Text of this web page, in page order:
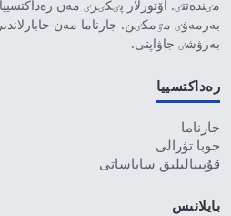
مٸندەتتٸ. اۆتورلار پٸكٸرٸ مەن
بەرمەۋٸ مٷمكٸن. جارناما مەن
بەرۋشٸ جاۋاپتى.
رەداكتسييا
جارناما
جوبا تۋرالى
قۇپييالىلىق ساياساتى
بايلانىس